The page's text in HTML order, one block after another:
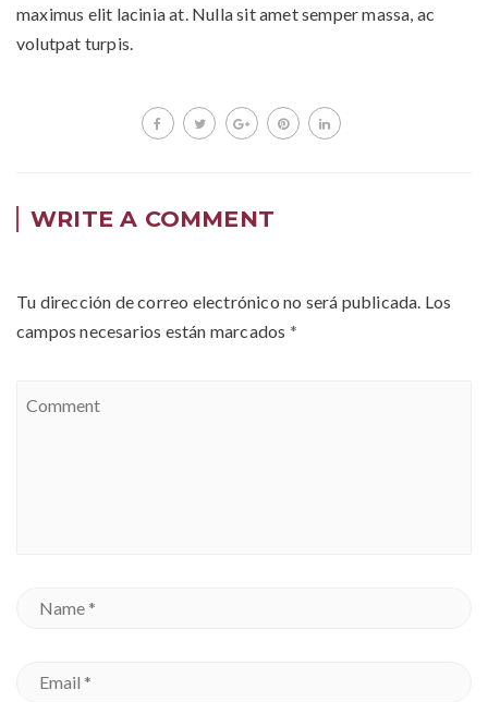
maximus elit lacinia at. Nulla sit amet semper massa, ac
volutpat turpis.
WRITE A COMMENT
Tu dirección de correo electrónico no será publicada. Los
campos necesarios están marcados *